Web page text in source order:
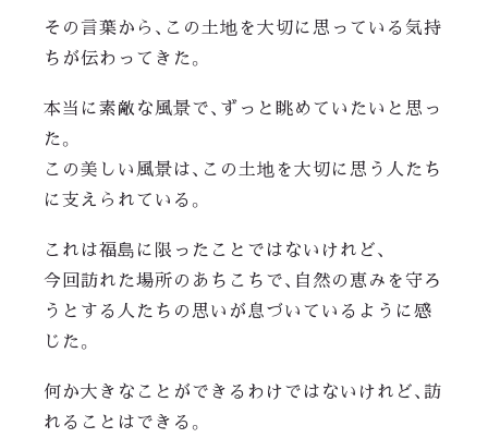
その言葉から、この土地を大切に思っている気持
ちが伝わってきた。
本当に素敵な風景で、ずっと眺めていたいと思っ
た。
この美しい風景は、この土地を大切に思う人たち
に支えられている。
これは福島に限ったことではないけれど、
今回訪れた場所のあちこちで、自然の恵みを守ろ
うとする人たちの思いが息づいているように感
じた。
何か大きなことができるわけではないけれど、訪
れることはできる。